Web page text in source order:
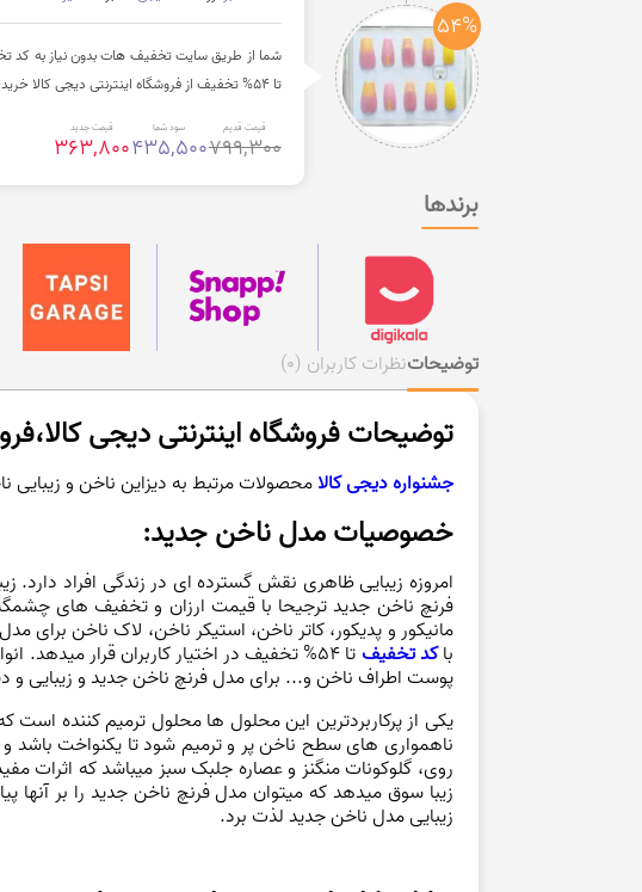
54%
شما از طریق سایت تخفیف هات بدون نیاز به کد
تا 54% تخفیف از فروشگاه اینترنتی دیجی کالا خریداری کنید.
قیمت قدیم
799,300
سود شما
435,500
قیمت جدید
363,800
برندها
توضیحاتنظرات کاربران (0)
توضیحات فروشگاه اینترنتی دیجی
جشنواره دیجی کالا محصولات مرتبط به دیزاین ناخن و زیبایی ناخن جدید را با تخفیف
خصوصیات مدل ناخن جدید:
امروزه زیبایی ظاهری نقش گسترده ای در زندگی افراد
فرنچ ناخن جدید ترجیحا با قیمت ارزان و تخفیف های
مانیکور و پدیکور، کاتر ناخن، استیکر ناخن، لاک ناخن
با کد تخفیف
تا 54% تخفیف در اختیار کاربران قرار
پوست اطراف ناخن و... برای مدل فرنچ ناخن جدید و زیبایی و
ناهمواری های سطح ناخن پر و ترمیم شود تا یکنواخت باشد
روی، گلوکونات منگنز و عصاره جلبک سبز میباشد که اثرات
زیبا سوق میدهد که میتوان مدل فرنچ ناخن جدید را بر آنها
زیبایی مدل ناخن جدید لذت برد.